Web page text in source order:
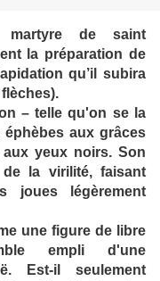
martyre de saint
la préparation de
qu’il subira
– telle qu'on se la
aux grâces
yeux noirs. Son
la virilité, faisant
légèrement
une figure de libre
empli d'une
Est-il seulement